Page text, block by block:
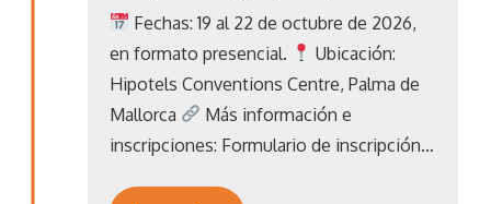
Fechas: 19 al 22 de octubre de 2026,
en formato presencial.
Ubicación:
Hipotels Conventions Centre, Palma de
Mallorca
Más información e
inscripciones: Formulario de inscripción…